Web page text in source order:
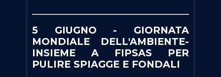
5 GIUGNO - GIORNATA
MONDIALE DELL'AMBIENTE-
INSIEME A FIPSAS PER
PULIRE SPIAGGE E FONDALI